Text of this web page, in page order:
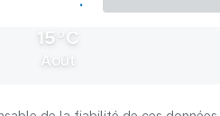
15°C
Août